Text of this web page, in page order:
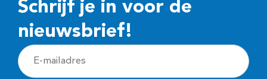
Schrijf je in voor de
nieuwsbrief!
E
-